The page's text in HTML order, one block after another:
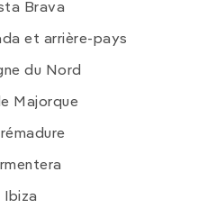
Brava
et arrière-pays
du Nord
Majorque
Ibiza